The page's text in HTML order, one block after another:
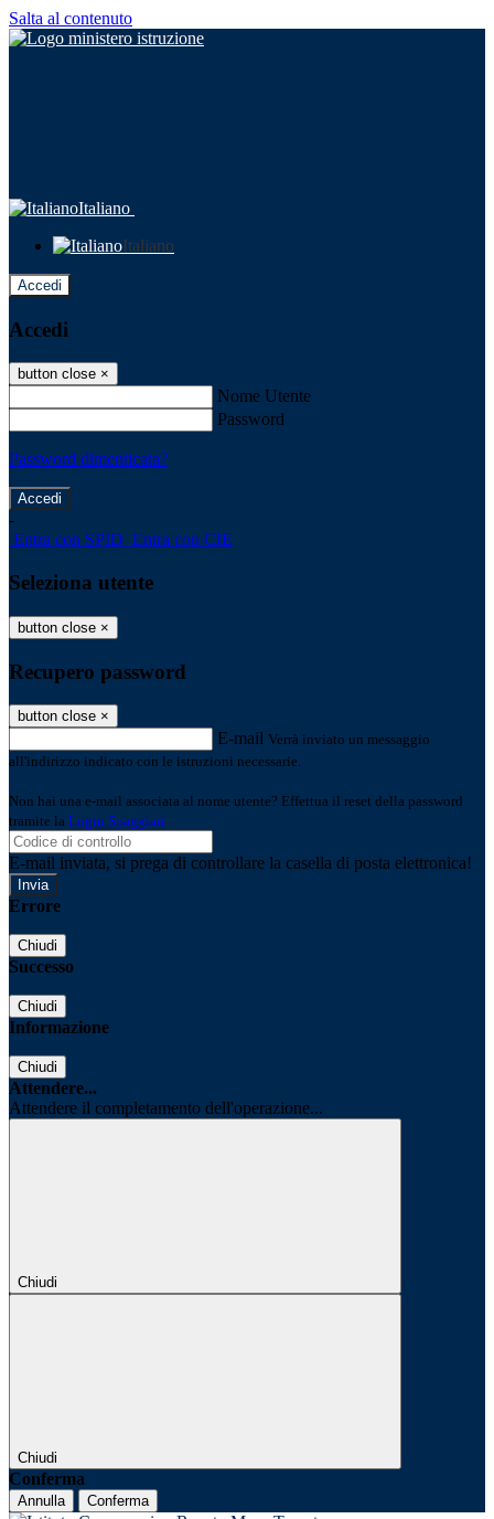
Salta al contenuto
Italiano
Italiano
Accedi
Accedi
button close ×
Nome Utente
Password
Password dimenticata?
-
Entra con SPID Entra con CIE
Seleziona utente
button close ×
Recupero password
button close ×
E-mail Verrà inviato un messaggio
all'indirizzo indicato con le istruzioni necessarie.
Non hai una e-mail associata al nome utente? Effettua il reset della password
tramite la Login Spaggiari
E-mail inviata, si prega di controllare la casella di posta elettronica!
Errore
Chiudi
Successo
Chiudi
Informazione
Chiudi
Attendere...
Attendere il completamento dell'operazione...
Chiudi
Chiudi
Conferma
Annulla Conferma